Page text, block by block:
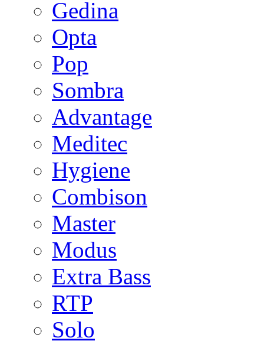
Gedina
Opta
Pop
Sombra
Advantage
Meditec
Hygiene
Combison
Master
Modus
Extra Bass
RTP
Solo